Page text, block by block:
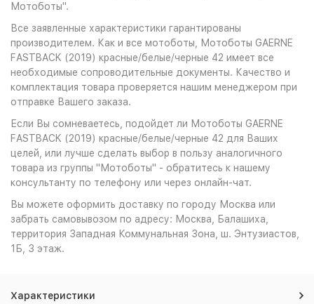
Мотоботы".
Все заявленные характеристики гарантированы
производителем. Как и все мотоботы, Мотоботы GAERNE
FASTBACK (2019) красные/белые/черные 42 имеет все
необходимые сопроводительные документы. Качество и
комплектация товара проверяется нашим менеджером при
отправке Вашего заказа.
Если Вы сомневаетесь, подойдет ли Мотоботы GAERNE
FASTBACK (2019) красные/белые/черные 42 для Ваших
целей, или лучше сделать выбор в пользу аналогичного
товара из группы "Мотоботы" - обратитесь к нашему
консультанту по телефону или через онлайн-чат.
Вы можете оформить доставку по городу Москва или
забрать самовывозом по адресу: Москва, Балашиха,
территория Западная Коммунальная Зона, ш. Энтузиастов,
1Б, 3 этаж.
Характеристики